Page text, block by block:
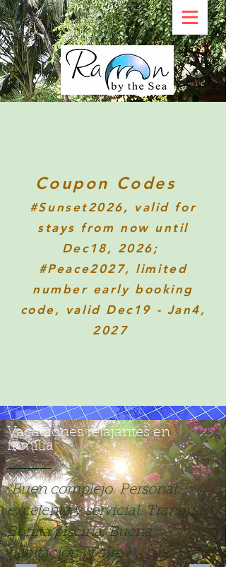
Coupon Codes
#Sunset2026, valid for
stays from now until
Dec18, 2026;
#Peace2027, limited
number early booking
code, valid Dec19 - Jan4,
2027
Vacaciones relajantes en
familia
"Buen complejo. Personal
excelente y servicial. Tranquilo.
Bonita piscina. Buena
habitación (y aire